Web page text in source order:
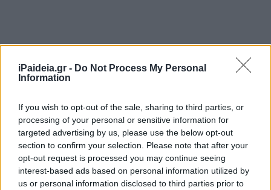
iPaideia.gr - Do Not Process My Personal
Information
If you wish to opt-out of the sale, sharing to third parties, or
processing of your personal or sensitive information for
targeted advertising by us, please use the below opt-out
section to confirm your selection. Please note that after your
opt-out request is processed you may continue seeing
interest-based ads based on personal information utilized by
us or personal information disclosed to third parties prior to